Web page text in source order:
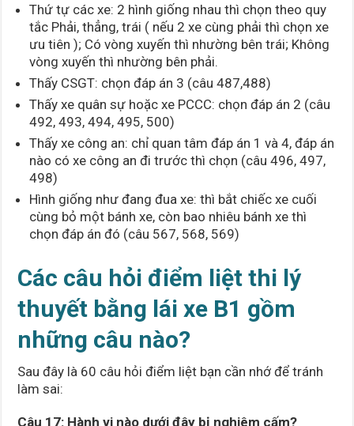
Thứ tự các xe: 2 hình giống nhau thì chọn theo quy
tắc Phải, thẳng, trái ( nếu 2 xe cùng phải thì chọn xe
ưu tiên ); Có vòng xuyến thì nhường bên trái; Không
vòng xuyến thì nhường bên phải.
Thấy CSGT: chọn đáp án 3 (câu 487,488)
Thấy xe quân sự hoặc xe PCCC: chọn đáp án 2 (câu
492, 493, 494, 495, 500)
Thấy xe công an: chỉ quan tâm đáp án 1 và 4, đáp án
nào có xe công an đi trước thì chọn (câu 496, 497,
498)
Hình giống như đang đua xe: thì bắt chiếc xe cuối
cùng bỏ một bánh xe, còn bao nhiêu bánh xe thì
chọn đáp án đó (câu 567, 568, 569)
Các câu hỏi điểm liệt thi lý
thuyết bằng lái xe B1 gồm
những câu nào?
Sau đây là 60 câu hỏi điểm liệt bạn cần nhớ để tránh
làm sai:
Câu 17: Hành vi nào dưới đây bị nghiêm cấm?